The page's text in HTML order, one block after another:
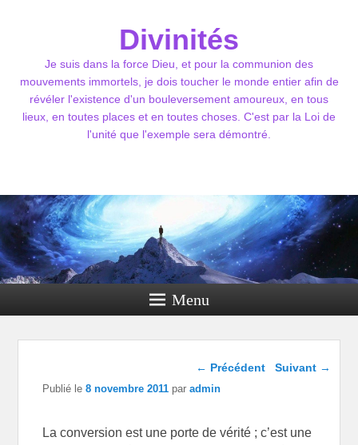
Divinités
Je suis dans la force Dieu, et pour la communion des
mouvements immortels, je dois toucher le monde entier afin de
révéler l'existence d'un bouleversement amoureux, en tous
lieux, en toutes places et en toutes choses. C'est par la Loi de
l'unité que l'exemple sera démontré.
Menu
Navigation dans les
← Précédent Suivant →
Publié le8 novembre 2011 paradmin
La conversion est une porte de vérité ; c’est une